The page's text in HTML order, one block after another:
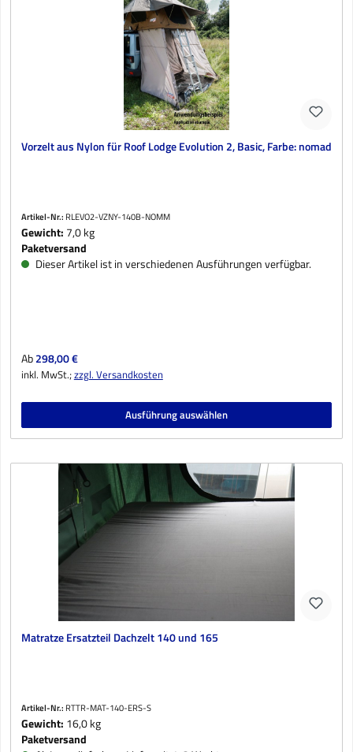
Vorzelt aus Nylon für Roof Lodge Evolution 2, Basic, Farbe: nomad
Artikel-Nr.: RLEVO2-VZNY-140B-NOMM
Gewicht: 7,0 kg
Paketversand
Dieser Artikel ist in verschiedenen Ausführungen verfügbar.
Regulärer Preis:
Ab298,00 €
inkl. MwSt.;zzgl. Versandkosten
Ausführung auswählen
Matratze Ersatzteil Dachzelt 140 und 165
Artikel-Nr.: RTTR-MAT-140-ERS-S
Gewicht: 16,0 kg
Paketversand